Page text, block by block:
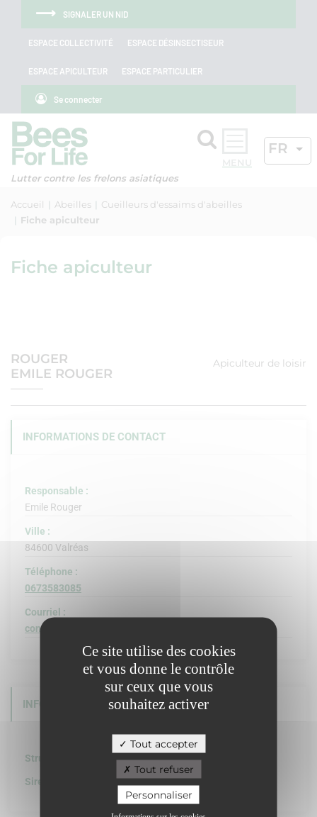
Panneau de gestion des cookies
Ce site utilise des cookies
et vous donne le contrôle
sur ceux que vous
souhaitez activer
Tout accepter
Tout refuser
Personnaliser
Aller au menu
Aller au contenu
Aller à la recherche
SIGNALER UN NID
ESPACE COLLECTIVITÉ ESPACE DÉSINSECTISEUR
ESPACE APICULTEUR ESPACE PARTICULIER
Se connecter
Lutter contre les frelons asiatiques
Rechercher
FR
Accueil Abeilles
Cueilleurs d'essaims d'abeilles
Fiche apiculteur
Fiche apiculteur
ROUGER
EMILE ROUGER
Apiculteur de loisir
INFORMATIONS DE CONTACT
Responsable :
Emile Rouger
Ville :
84600 Valréas
Téléphone :
0673583085
Courriel :
contact@latelierdemile.fr
INFORMATIONS COMPLÉMENTAIRES
Structure de l'organisation :
Siret :